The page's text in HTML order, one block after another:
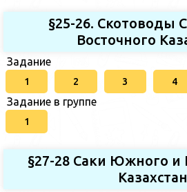
§25-26. Скотоводы
Восточного
Задание
1 2 3 4
Задание в группе
1
§27-28 Саки Южного и